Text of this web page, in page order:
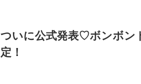
ついに公式発表♡ボンボン
定！